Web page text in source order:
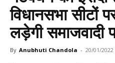
विधानसभा सीटों
लड़ेगी समाजवादी
By Anubhuti Chandola - 20/01/2022